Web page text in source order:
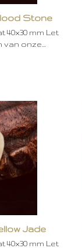
Stone
40x30 mm Let
onze…
Jade
40x30 mm Let